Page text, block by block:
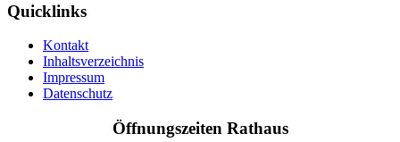
Quicklinks
Kontakt
Inhaltsverzeichnis
Impressum
Datenschutz
Öffnungszeiten Rathaus